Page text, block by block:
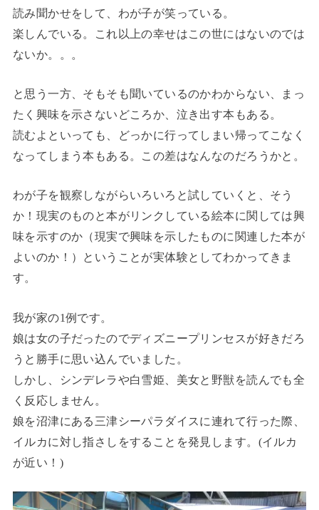
読み聞かせをして、わが子が笑っている。
楽しんでいる。これ以上の幸せはこの世にはないのでは
ないか。。。
と思う一方、そもそも聞いているのかわからない、まっ
たく興味を示さないどころか、泣き出す本もある。
読むよといっても、どっかに行ってしまい帰ってこなく
なってしまう本もある。この差はなんなのだろうかと。
わが子を観察しながらいろいろと試していくと、そう
か！現実のものと本がリンクしている絵本に関しては興
味を示すのか（現実で興味を示したものに関連した本が
よいのか！）ということが実体験としてわかってきま
す。
我が家の1例です。
娘は女の子だったのでディズニープリンセスが好きだろ
うと勝手に思い込んでいました。
しかし、シンデレラや白雪姫、美女と野獣を読んでも全
く反応しません。
娘を沼津にある三津シーパラダイスに連れて行った際、
イルカに対し指さしをすることを発見します。(イルカ
が近い！)